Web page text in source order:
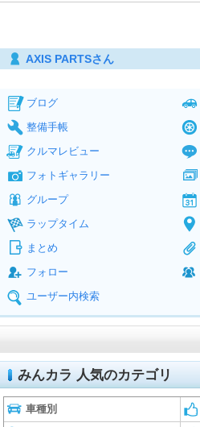
AXIS PARTSさん
ブログ
整備手帳
クルマレビュー
フォトギャラリー
グループ
ラップタイム
まとめ
フォロー
ユーザー内検索
みんカラ 人気のカテゴリ
車種別